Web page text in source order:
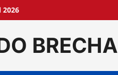
2026
BRECHA